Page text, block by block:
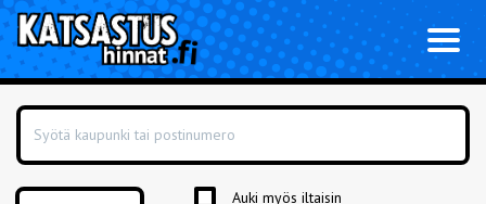
Auki myös iltaisin